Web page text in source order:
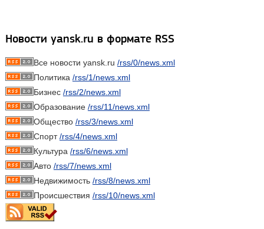
Новости yansk.ru в формате RSS
Все новости yansk.ru /rss/0/news.xml
Политика /rss/1/news.xml
Бизнес /rss/2/news.xml
Образование /rss/11/news.xml
Общество /rss/3/news.xml
Спорт/rss/4/news.xml
Культура /rss/6/news.xml
Авто /rss/7/news.xml
Недвижимость /rss/8/news.xml
Происшествия /rss/10/news.xml